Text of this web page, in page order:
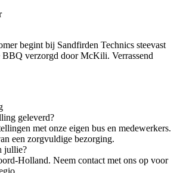
begint bij Sandfirden Technics steevast
BBQ verzorgd door McKili. Verrassend
geleverd?
met onze eigen bus en medewerkers.
een zorgvuldige bezorging.
jullie?
Holland. Neem contact met ons op voor